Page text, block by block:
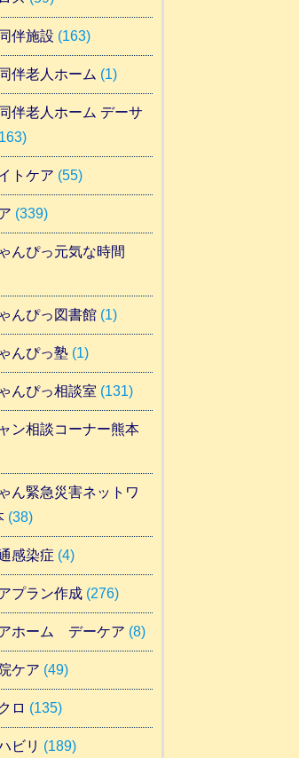
伴施設 (163)
伴老人ホーム (1)
伴老人ホーム デーサ
トケア (55)
(339)
んぴっ元気な時間
んぴっ図書館(1)
んぴっ塾(1)
んぴっ相談室 (131)
ン相談コーナー熊本
ん緊急災害ネットワ
(38)
感染症 (4)
プラン作成(276)
ホーム デーケア (8)
ケア (49)
ロ (135)
ビリ (189)